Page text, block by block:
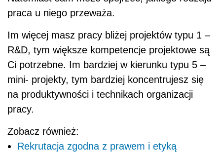
praca u niego przeważa.
Im więcej masz pracy bliżej projektów typu 1 –
R&D, tym większe kompetencje projektowe są
Ci potrzebne. Im bardziej w kierunku typu 5 –
mini- projekty, tym bardziej koncentrujesz się
na produktywności i technikach organizacji
pracy.
Zobacz również:
Rekrutacja zgodna z prawem i etyką